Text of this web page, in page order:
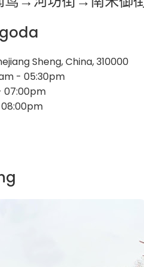
Sheng, China, 310000
- 05:30pm
07:00pm
08:00pm